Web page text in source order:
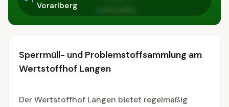
Vorarlberg
Sperrmüll- und Problemstoffsammlung am
Wertstoffhof Langen
Der Wertstoffhof Langen bietet regelmäßig